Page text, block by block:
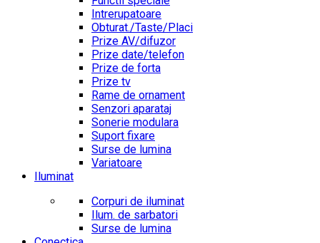
Intrerupatoare
Obturat./Taste/Placi
Prize AV/difuzor
Prize date/telefon
Prize de forta
Prize tv
Rame de ornament
Senzori aparataj
Sonerie modulara
Suport fixare
Surse de lumina
Variatoare
Iluminat
Corpuri de iluminat
Ilum. de sarbatori
Surse de lumina